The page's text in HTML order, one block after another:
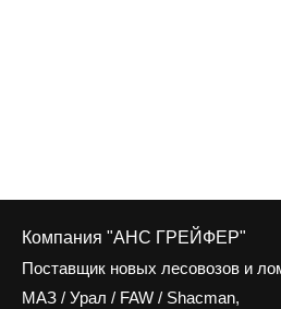
Компания "АНС ГРЕЙФЕР"
Поставщик новых лесовозов и
МАЗ / Урал / FAW / Shacman,